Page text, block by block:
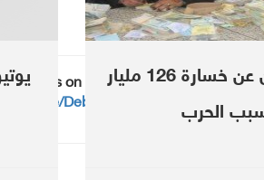
Follow us on Telegram
DebrieferNet
حكومة اليمن تعلن عن خسارة 126 مليار
الحرب